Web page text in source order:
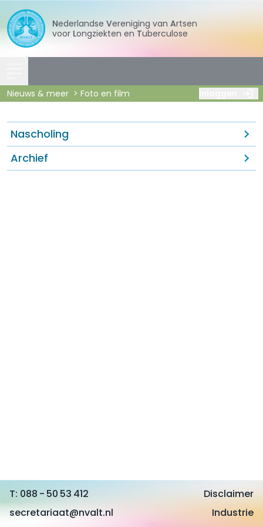
Nederlandse Vereniging van
Artsen
voor Longziekten en Tuberculose
Nieuws & meer Foto en film
Nascholing
Archief
088 - 50 53 412
secretariaat@nvalt.nl
Disclaimer
Industrie